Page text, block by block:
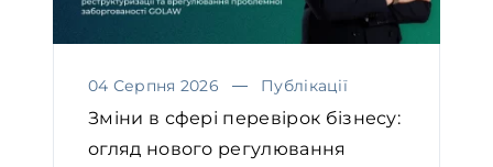
04 Серпня 2026 Публікації
Зміни в сфері перевірок бізнесу:
огляд нового регулювання